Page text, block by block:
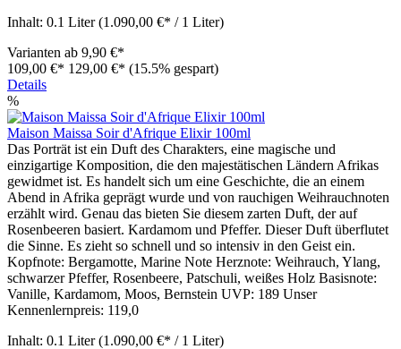
Inhalt: 0.1 Liter(1.090,00 €* / 1 Liter)
Varianten ab 9,90 €*
109,00 €* 129,00 €* (15.5% gespart)
Details
%
Maison Maissa Soir d'Afrique Elixir 100ml
Das Porträt ist ein Duft des Charakters, eine magische und
einzigartige Komposition, die den majestätischen Ländern Afrikas
gewidmet ist. Es handelt sich um eine Geschichte, die an einem
Abend in Afrika geprägt wurde und von rauchigen Weihrauchnoten
erzählt wird. Genau das bieten Sie diesem zarten Duft, der auf
Rosenbeeren basiert. Kardamom und Pfeffer. Dieser Duft überflutet
die Sinne. Es zieht so schnell und so intensiv in den Geist ein.
Kopfnote: Bergamotte, Marine Note Herznote: Weihrauch, Ylang,
schwarzer Pfeffer, Rosenbeere, Patschuli, weißes Holz Basisnote:
Vanille, Kardamom, Moos, Bernstein UVP: 189 Unser
Kennenlernpreis: 119,0
Inhalt: 0.1 Liter(1.090,00 €* / 1 Liter)